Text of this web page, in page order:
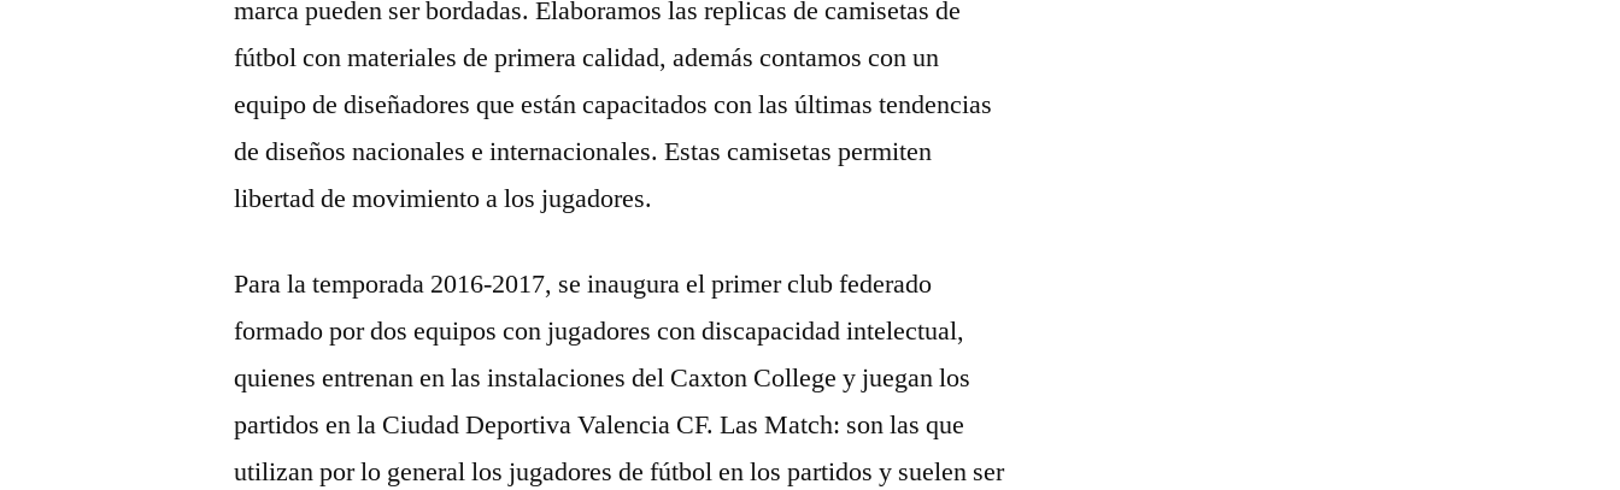
marca pueden ser bordadas. Elaboramos las replicas de camisetas de
fútbol con materiales de primera calidad, además contamos con un
equipo de diseñadores que están capacitados con las últimas tendencias
de diseños nacionales e internacionales. Estas camisetas permiten
libertad de movimiento a los jugadores.
Para la temporada 2016-2017, se inaugura el primer club federado
formado por dos equipos con jugadores con discapacidad intelectual,
quienes entrenan en las instalaciones del Caxton College y juegan los
partidos en la Ciudad Deportiva Valencia CF. Las Match: son las que
utilizan por lo general los jugadores de fútbol en los partidos y suelen ser